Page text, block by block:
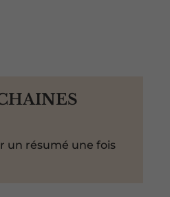
un résumé une fois